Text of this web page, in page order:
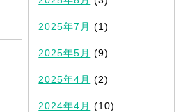
2025年7月 (1)
2025年5月 (9)
2025年4月 (2)
2024年4月 (10)